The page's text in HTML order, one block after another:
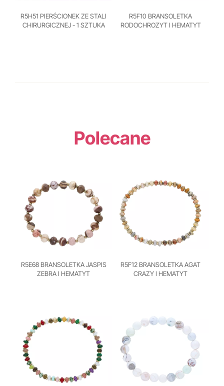
R5H51 PIERŚCIONEK ZE STALI
CHIRURGICZNEJ - 1 SZTUKA
R5F10 BRANSOLETKA
RODOCHROZYT I HEMATYT
Polecane
R5E68 BRANSOLETKA JASPIS
ZEBRA I HEMATYT
R5F12 BRANSOLETKA AGAT
CRAZY I HEMATYT